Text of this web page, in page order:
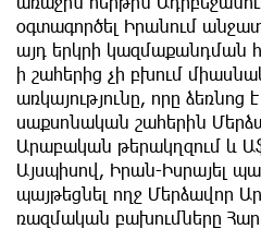
օգտագործել Իրանում
այդ երկրի կազմաքանդման
ի շահերից չի բխում
առկայությունը, որը ձեռնոց
սաքսոնական շահերին
Արաբական թերակղզում և
Այսպիսով, Իրան-Իսրայել
պայթեցնել ողջ Մերձավոր
ռազմական բախումները